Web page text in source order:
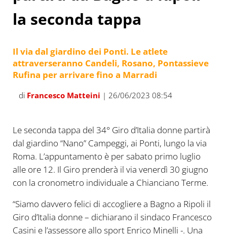
la seconda tappa
Il via dal giardino dei Ponti. Le atlete
attraverseranno Candeli, Rosano, Pontassieve
Rufina per arrivare fino a Marradi
di Francesco Matteini | 26/06/2023 08:54
Le seconda tappa del 34° Giro d’Italia donne partirà
dal giardino “Nano” Campeggi, ai Ponti, lungo la via
Roma. L’appuntamento è per sabato primo luglio
alle ore 12. Il Giro prenderà il via venerdì 30 giugno
con la cronometro individuale a Chianciano Terme.
“Siamo davvero felici di accogliere a Bagno a Ripoli il
Giro d’Italia donne – dichiarano il sindaco Francesco
Casini e l’assessore allo sport Enrico Minelli -. Una